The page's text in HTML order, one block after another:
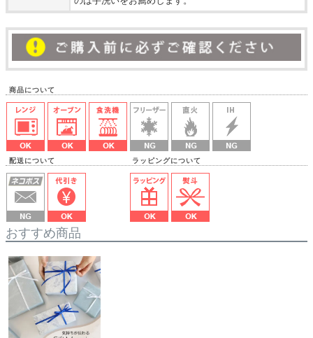
商品について
配送について ラッピングについて
おすすめ商品